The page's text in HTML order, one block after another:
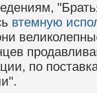
втемную
по